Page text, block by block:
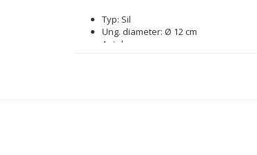
Typ: Sil
Ung. diameter: Ø 12 cm
Antal: